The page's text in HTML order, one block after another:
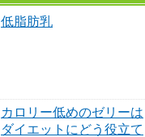
低脂肪乳
カロリー低めのゼリーは
ダイエットにどう役立て